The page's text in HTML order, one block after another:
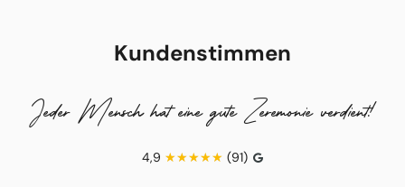
Kundenstimmen
Jeder Mensch hat eine gute Zeremonie verdient!
4,9 (91)